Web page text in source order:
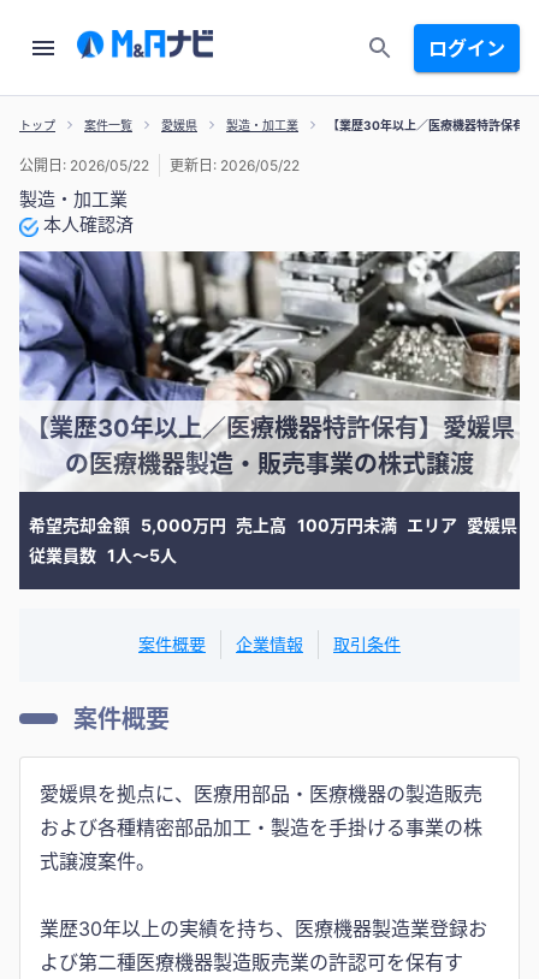
ログイン
トップ 案件一覧 愛媛県 製造・加工業 【業歴30年以上／医療機器特許保有
製造・加工業
本人確認済
公開日: 2026/05/22 更新日: 2026/05/22
【業歴30年以上／医療機器特許保有】愛媛県
の医療機器製造・販売事業の株式譲渡
希望売却金額 5,000万円 売上高 100万円未満 エリア 愛媛県
従業員数 1人〜5人
案件概要 企業情報 取引条件
案件概要
愛媛県を拠点に、医療用部品・医療機器の製造販売
および各種精密部品加工・製造を手掛ける事業の株
式譲渡案件。
業歴30年以上の実績を持ち、医療機器製造業登録お
よび第二種医療機器製造販売業の許認可を保有す